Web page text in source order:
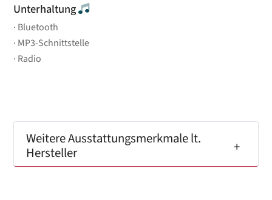
Unterhaltung
Bluetooth
MP3-Schnittstelle
Radio
Weitere Ausstattungsmerkmale lt.
Hersteller